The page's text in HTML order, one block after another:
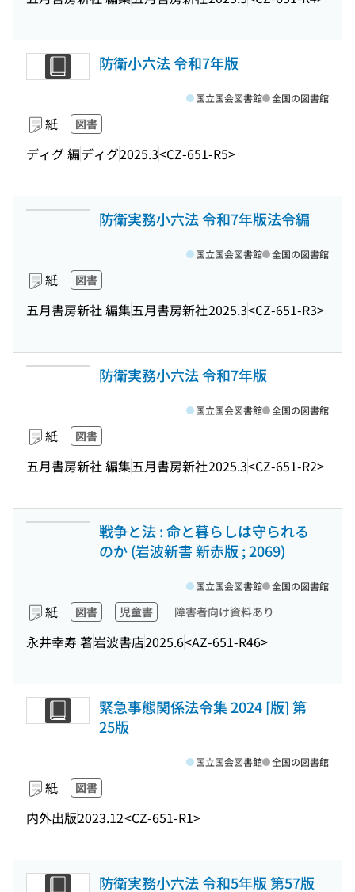
防衛小六法 令和7年版
紙 図書
ディグ 編ディグ2025.3<CZ-651-R5>
国立国会図書館 全国の図書館
防衛実務小六法 令和7年版法令編
紙 図書
五月書房新社 編集五月書房新社2025.3<CZ-651-R3>
国立国会図書館 全国の図書館
防衛実務小六法 令和7年版
紙 図書
五月書房新社 編集五月書房新社2025.3<CZ-651-R2>
国立国会図書館 全国の図書館
戦争と法 : 命と暮らしは守られる
のか (岩波新書 新赤版 ; 2069)
紙 図書 児童書 障害者向け資料あり
永井幸寿 著岩波書店2025.6<AZ-651-R46>
国立国会図書館 全国の図書館
緊急事態関係法令集 2024 [版] 第
25版
紙 図書
内外出版2023.12<CZ-651-R1>
国立国会図書館 全国の図書館
防衛実務小六法 令和5年版 第57版